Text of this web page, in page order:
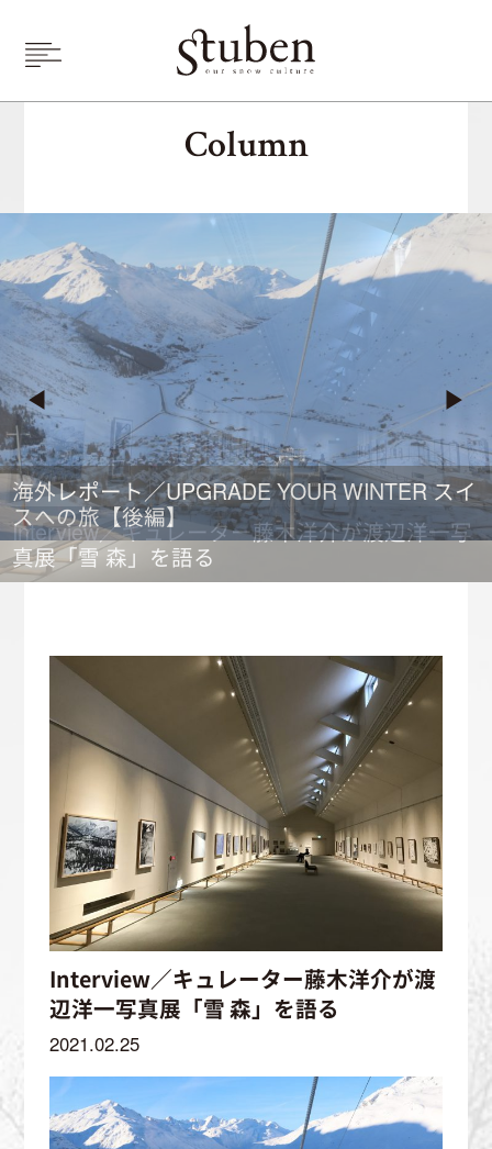
Column
Interview／キュレーター藤木洋介が渡辺洋一写
真展「雪 森」を語る
海外レポート／UPGRADE YOUR WINTER スイ
スへの旅【後編】
海外レポート／UPGRADE YOUR WINTER スイ
スへの旅【前編】
Interview／キュレーター藤木洋介が渡
辺洋一写真展「雪 森」を語る
2021.02.25